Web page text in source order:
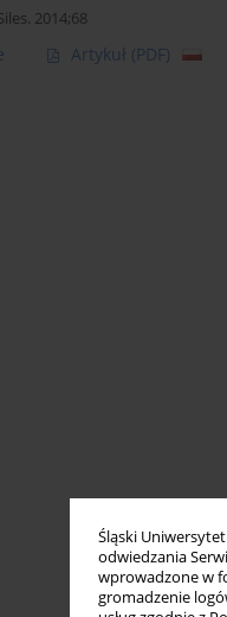
Śląski
odwiedzania
wprowadzone w
gromadzenie
2014;68
Artykuł (PDF)